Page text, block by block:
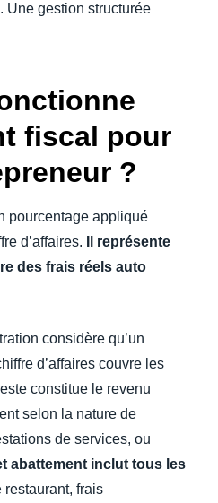
Une gestion structurée
fiscal pour
?
pourcentage appliqué
d’affaires.
Il représente
des frais réels auto
considère qu’un
d’affaires couvre les
constitue le revenu
selon la nature de
de services, ou
abattement inclut tous les
restaurant, frais